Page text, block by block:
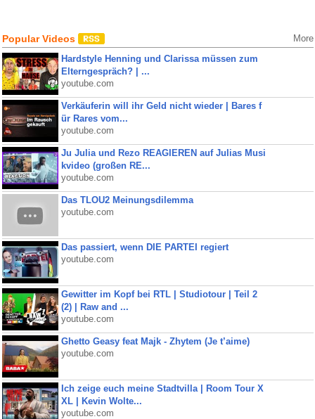
Popular Videos More
Hardstyle Henning und Clarissa müssen zum
Elterngespräch? | ...
youtube.com
Verkäuferin will ihr Geld nicht wieder | Bares f
ür Rares vom...
youtube.com
Ju Julia und Rezo REAGIEREN auf Julias Musi
kvideo (großen RE...
youtube.com
Das TLOU2 Meinungsdilemma
youtube.com
Das passiert, wenn DIE PARTEI regiert
youtube.com
Gewitter im Kopf bei RTL | Studiotour | Teil 2
(2) | Raw and ...
youtube.com
Ghetto Geasy feat Majk - Zhytem (Je t’aime)
youtube.com
Ich zeige euch meine Stadtvilla | Room Tour X
XL | Kevin Wolte...
youtube.com